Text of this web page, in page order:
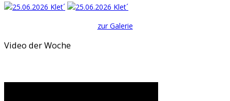
zur Galerie
Video der Woche